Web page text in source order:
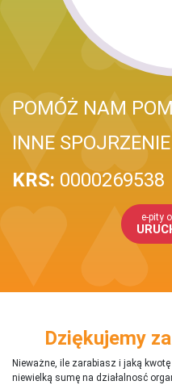
POMÓŻ NAM
INNE SPOJRZENIE
KRS: 0000269538
e-pity
Dziękujemy
Nieważne, ile zarabiasz i jaką
niewielką sumę na działalnosć